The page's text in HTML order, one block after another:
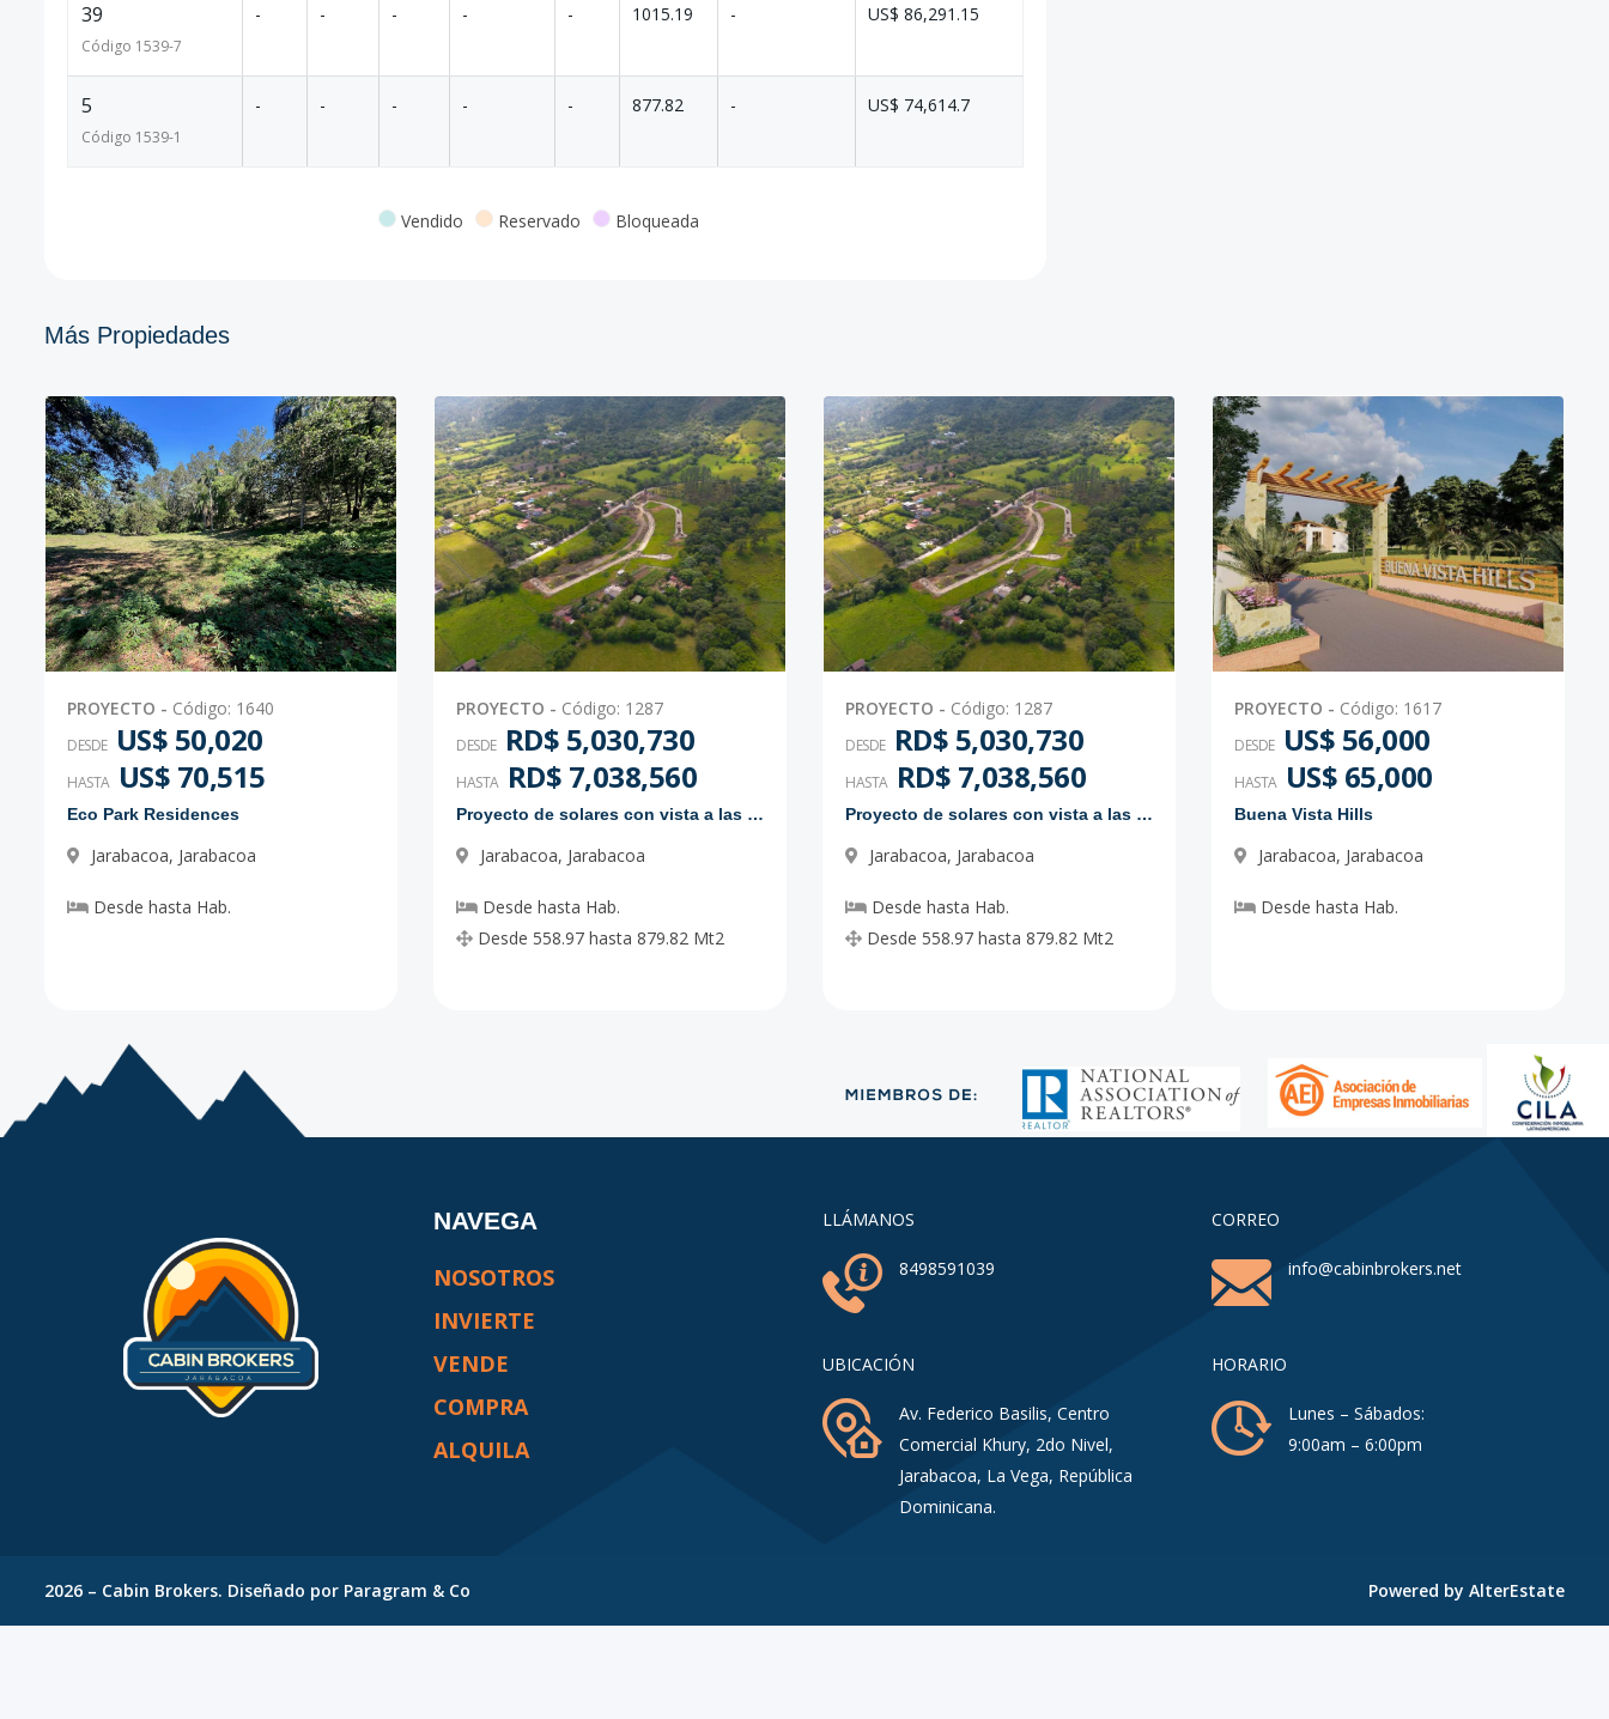
39
Código 1539-7
- - - - - 1015.19 - US$ 86,291.15
5
Código 1539-1
- - - - - 877.82 - US$ 74,614.7
Vendido Reservado Bloqueada
Más Propiedades
PROYECTO - Código: 1640
DESDE US$ 50,020
HASTA US$ 70,515
Eco Park Residences
Jarabacoa, Jarabacoa
Desde hasta Hab.
PROYECTO - Código: 1287
DESDE RD$ 5,030,730
HASTA RD$ 7,038,560
Proyecto de solares con vista a las montañas
Jarabacoa, Jarabacoa
Desde hasta Hab.
Desde 558.97 hasta 879.82 Mt2
PROYECTO - Código: 1287
DESDE RD$ 5,030,730
HASTA RD$ 7,038,560
Proyecto de solares con vista a las montañas
Jarabacoa, Jarabacoa
Desde hasta Hab.
Desde 558.97 hasta 879.82 Mt2
PROYECTO - Código: 1617
DESDE US$ 56,000
HASTA US$ 65,000
Buena Vista Hills
Jarabacoa, Jarabacoa
Desde hasta Hab.
NAVEGA
NOSOTROS
INVIERTE
VENDE
COMPRA
ALQUILA
LLÁMANOS
8498591039
UBICACIÓN
Av. Federico Basilis, Centro
Comercial Khury, 2do Nivel,
Jarabacoa, La Vega, República
Dominicana.
CORREO
info@cabinbrokers.net
HORARIO
Lunes – Sábados:
9:00am – 6:00pm
2026 – Cabin Brokers. Diseñado por Paragram & Co Powered by AlterEstate